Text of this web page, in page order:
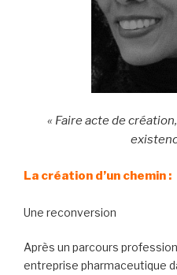
« Faire acte de
La création d’un chemin :
Une reconversion
Après un parcours
entreprise pharmaceutique